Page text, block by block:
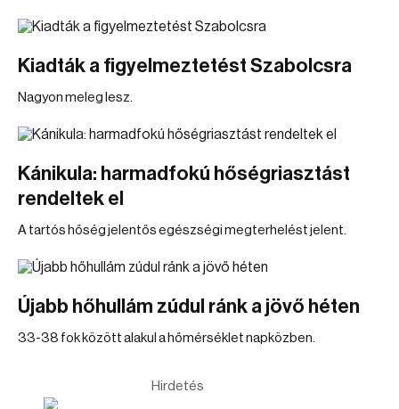
Kiadták a figyelmeztetést Szabolcsra
Nagyon meleg lesz.
Kánikula: harmadfokú hőségriasztást
rendeltek el
A tartós hőség jelentős egészségi megterhelést jelent.
Újabb hőhullám zúdul ránk a jövő héten
33-38 fok között alakul a hőmérséklet napközben.
Hirdetés